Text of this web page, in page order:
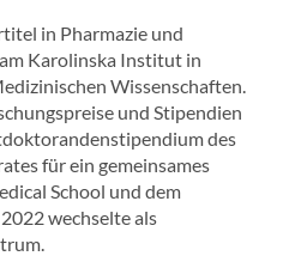
in Pharmazie und
Karolinska Institut in
Wissenschaften.
und Stipendien
des
für ein gemeinsames
School und dem
wechselte als